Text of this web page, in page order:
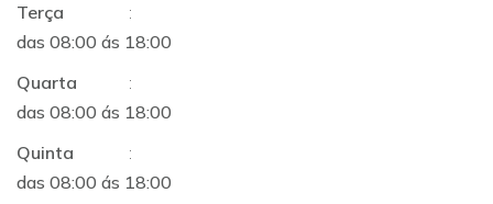
Terça
:
das 08:00 ás 18:00
Quarta
:
das 08:00 ás 18:00
Quinta
:
das 08:00 ás 18:00